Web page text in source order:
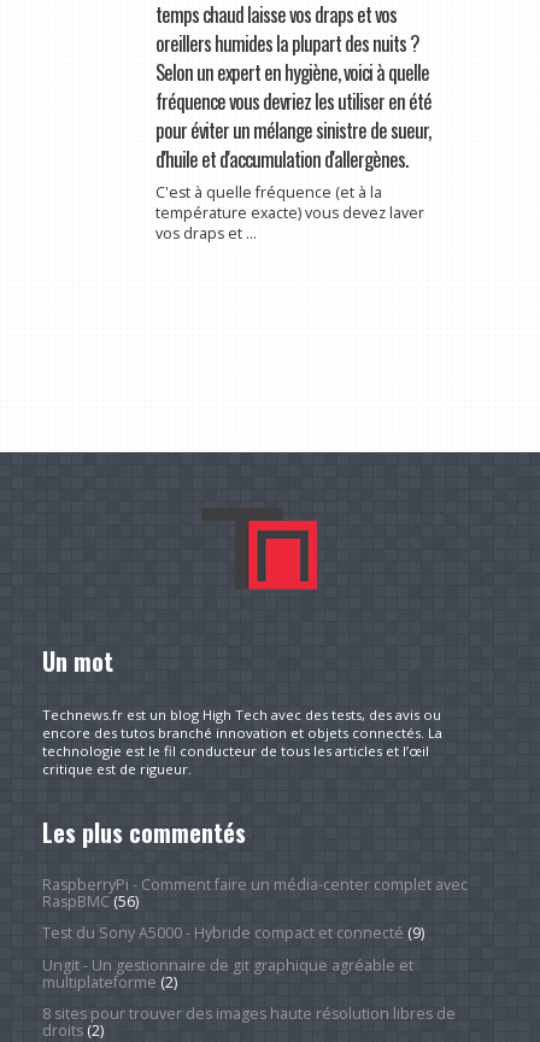
temps chaud laisse vos draps et vos
oreillers humides la plupart des nuits ?
Selon un expert en hygiène, voici à quelle
fréquence vous devriez les utiliser en été
pour éviter un mélange sinistre de sueur,
d'huile et d'accumulation d'allergènes.
C'est à quelle fréquence (et à la
température exacte) vous devez laver
vos draps et ...
Un mot
Technews.fr est un blog High Tech avec des tests, des avis ou
encore des tutos branché innovation et objets connectés. La
technologie est le fil conducteur de tous les articles et l’œil
critique est de rigueur.
Les plus commentés
RaspberryPi - Comment faire un média-center complet avec
RaspBMC(56)
Test du Sony A5000 - Hybride compact et connecté (9)
Ungit - Un gestionnaire de git graphique agréable et
multiplateforme (2)
8 sites pour trouver des images haute résolution libres de
droits(2)